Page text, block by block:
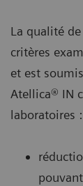
La qualité
critères
et est
Atellica® IN
laboratoires :